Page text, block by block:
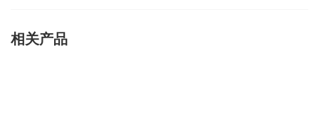
相关产品